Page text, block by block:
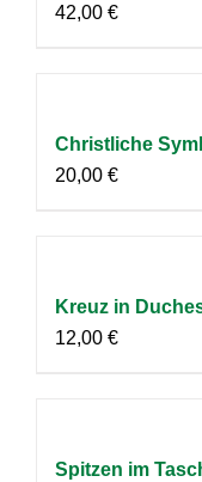
42,00 €
Christliche
20,00 €
Kreuz in
12,00 €
Spitzen im